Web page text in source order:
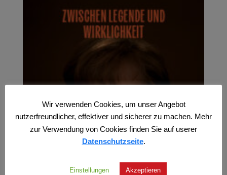
Wir verwenden Cookies, um unser Angebot
nutzerfreundlicher, effektiver und sicherer zu machen. Mehr
zur Verwendung von Cookies finden Sie auf userer
Datenschutzseite.
Einstellungen Akzeptieren